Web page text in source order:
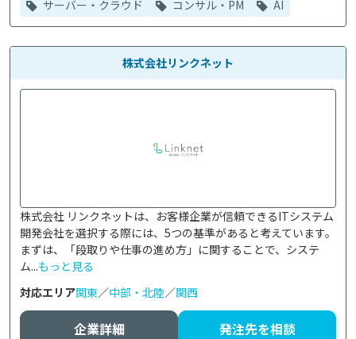
サーバー・クラウド コンサル・PM AI
株式会社リンクネット
株式会社 リンクネットは、お客様企業が信頼できるITシステム
開発会社を選択する際には、5つの基準があると考えています。
まずは、「段取りや仕事の進め方」に関することで、システ
ム...もっと見る
対応エリア関東／中部・北陸／関西
企業詳細 発注先を相談